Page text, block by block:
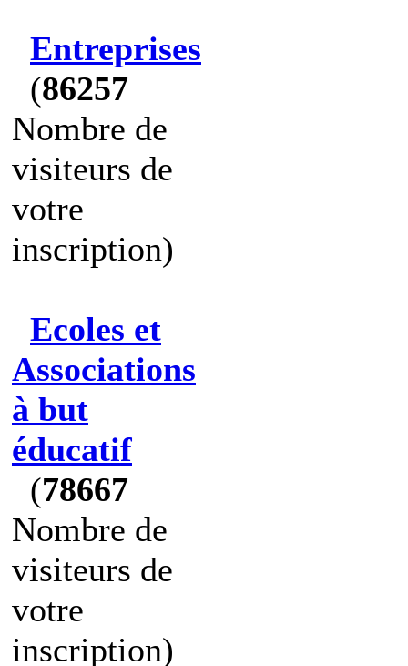
Entreprises
(86257
Nombre de
visiteurs de
votre
inscription)
Ecoles et
Associations
à but
éducatif
(78667
Nombre de
visiteurs de
votre
inscription)